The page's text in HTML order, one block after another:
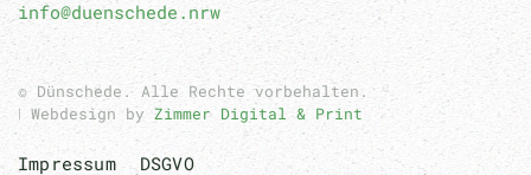
info@duenschede.nrw
© Dünschede. Alle Rechte vorbehalten.
ǀ Webdesign by Zimmer Digital & Print
Impressum DSGVO